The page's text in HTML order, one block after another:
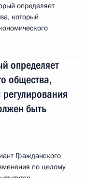
определяет
который
определяет
общества,
быть
Гражданского
по целому